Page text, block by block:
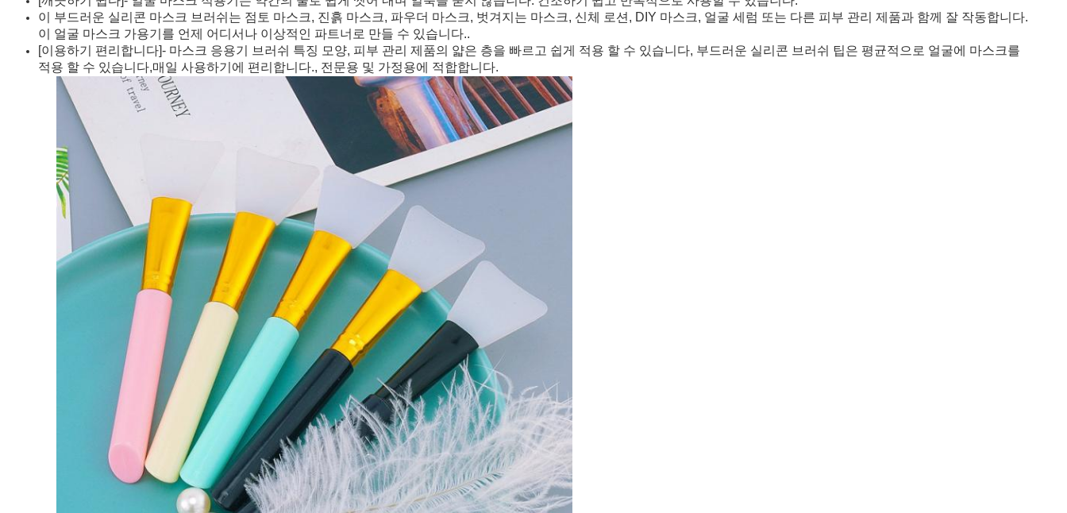
이 부드러운 실리콘 마스크 브러쉬는 점토 마스크, 진흙 마스크, 파우더 마스크, 벗겨지는 마스크, 신체 로션, DIY 마스크, 얼굴 세럼 또는 다른 피부 관리 제품과 함께 잘 작동합니다.
이 얼굴 마스크 가용기를 언제 어디서나 이상적인 파트너로 만들 수 있습니다..
[이용하기 편리합니다]- 마스크 응용기 브러쉬 특징 모양, 피부 관리 제품의 얇은 층을 빠르고 쉽게 적용 할 수 있습니다, 부드러운 실리콘 브러쉬 팁은 평균적으로 얼굴에 마스크를
적용 할 수 있습니다,매일 사용하기에 편리합니다., 전문용 및 가정용에 적합합니다.